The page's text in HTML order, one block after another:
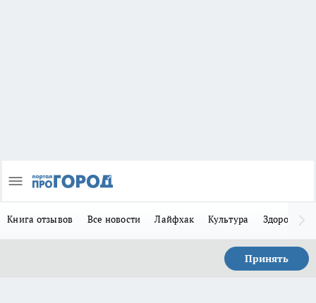
Книга отзывов Все новости Лайфхак Культура Здоровье
Принять